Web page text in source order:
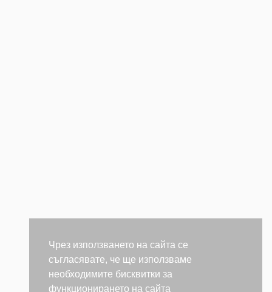
Чрез използването на сайта се
съгласявате, че ще използваме
необходимите бисквитки за
функционирането на сайта